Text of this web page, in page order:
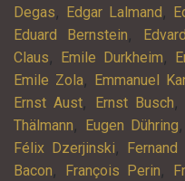
Degas, Edgar Lalmand ,
Eduard Bernstein,
Claus, Emile Durkheim,
Emile Zola, Emmanuel
Ernst Aust, Ernst Busch,
Thälmann, Eugen Dühring,
Félix Dzerjinski,
Bacon, François Perin,